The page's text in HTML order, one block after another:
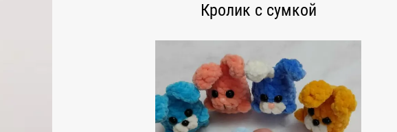
Кролик с сумкой